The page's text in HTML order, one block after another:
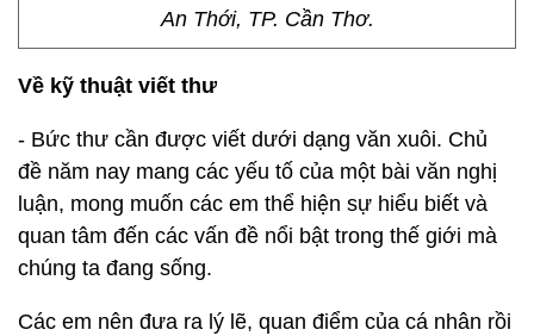
An Thới, TP. Cần Thơ.
Về kỹ thuật viết thư
- Bức thư cần được viết dưới dạng văn xuôi. Chủ
đề năm nay mang các yếu tố của một bài văn nghị
luận, mong muốn các em thể hiện sự hiểu biết và
quan tâm đến các vấn đề nổi bật trong thế giới mà
chúng ta đang sống.
Các em nên đưa ra lý lẽ, quan điểm của cá nhân rồi